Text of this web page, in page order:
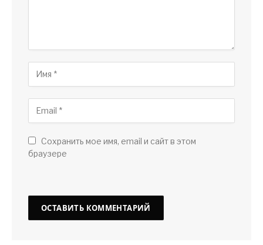
Сохранить мое имя, email и сайт в этом
браузере